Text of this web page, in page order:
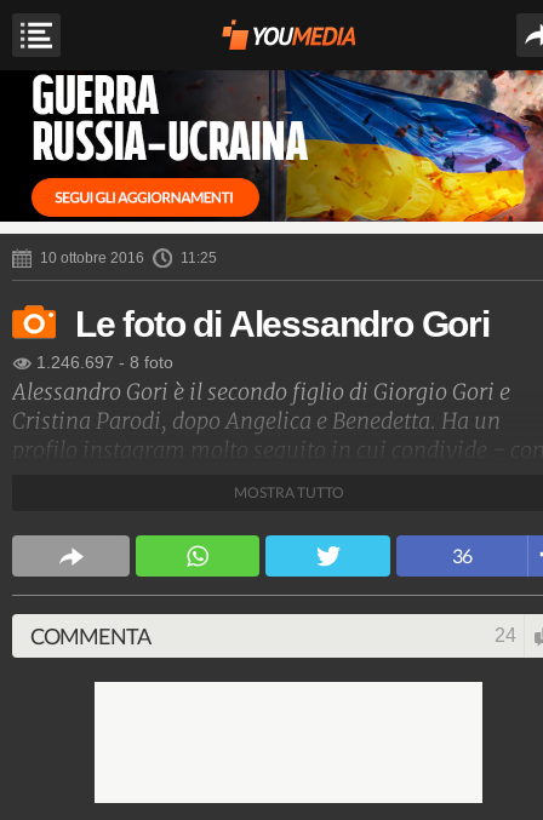
10 ottobre 2016 11:25
Le foto di Alessandro Gori
1.246.697 - 8 foto
Alessandro Gori è il secondo figlio di Giorgio Gori e
Cristina Parodi, dopo Angelica e Benedetta. Ha un
profilo instagram molto seguito in cui condivide -
Spettacolo Fanpage
4.053.341.116 9.454 video 76.076 foto
MOSTRA TUTTO
36
COMMENTA 24